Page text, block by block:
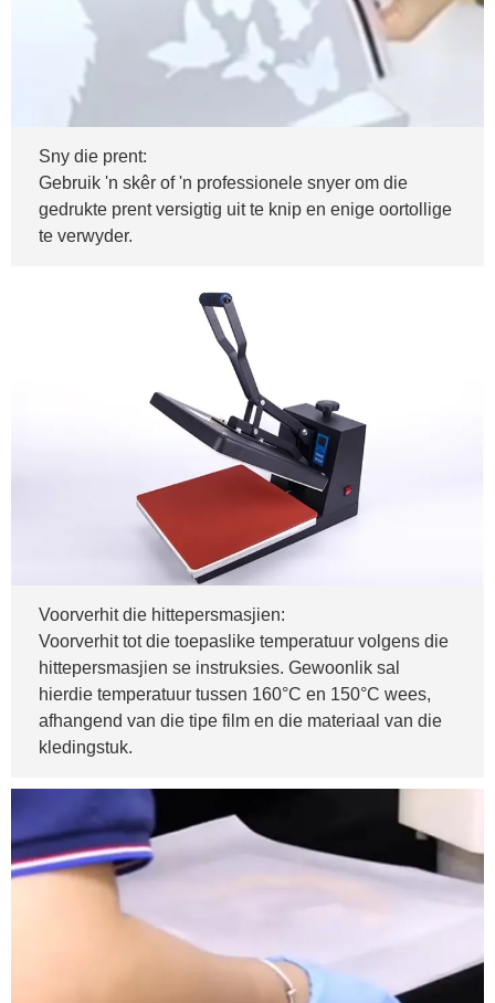
Sny die prent:
Gebruik 'n skêr of 'n professionele snyer om die
gedrukte prent versigtig uit te knip en enige oortollige
te verwyder.
Voorverhit die hittepersmasjien:
Voorverhit tot die toepaslike temperatuur volgens die
hittepersmasjien se instruksies. Gewoonlik sal
hierdie temperatuur tussen 160°C en 150°C wees,
afhangend van die tipe film en die materiaal van die
kledingstuk.